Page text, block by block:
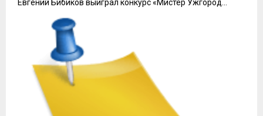
Евгений Бибиков выиграл конкурс «Мистер Ужгород…